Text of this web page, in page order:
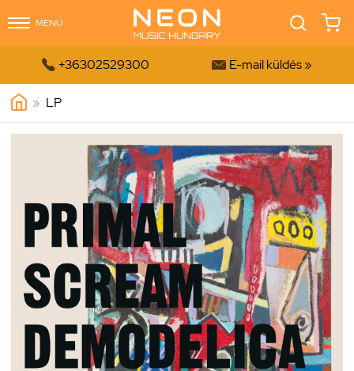
MENÜ
 +36302529300  E-mail küldés »
» LP